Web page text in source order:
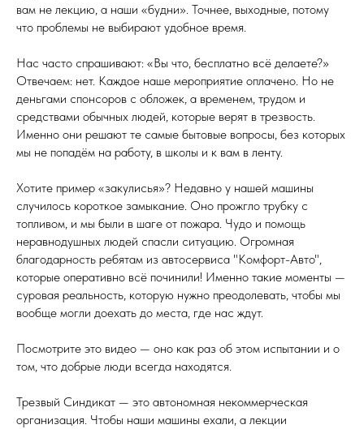
вам не лекцию, а наши «будни». Точнее, выходные, потому
что проблемы не выбирают удобное время.
Нас часто спрашивают: «Вы что, бесплатно всё делаете?»
Отвечаем: нет. Каждое наше мероприятие оплачено. Но не
деньгами спонсоров с обложек, а временем, трудом и
средствами обычных людей, которые верят в трезвость.
Именно они решают те самые бытовые вопросы, без которых
мы не попадём на работу, в школы и к вам в ленту.
Хотите пример «закулисья»? Недавно у нашей машины
случилось короткое замыкание. Оно прожгло трубку с
топливом, и мы были в шаге от пожара. Чудо и помощь
неравнодушных людей спасли ситуацию. Огромная
благодарность ребятам из автосервиса "Комфорт-Авто",
которые оперативно всё починили! Именно такие моменты —
суровая реальность, которую нужно преодолевать, чтобы мы
вообще могли доехать до места, где нас ждут.
Посмотрите это видео — оно как раз об этом испытании и о
том, что добрые люди всегда находятся.
Трезвый Синдикат — это автономная некоммерческая
организация. Чтобы наши машины ехали, а лекции